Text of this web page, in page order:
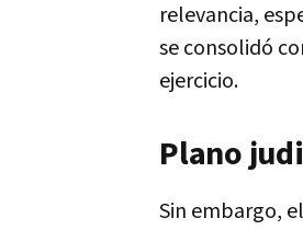
relevancia,
se consolidó
ejercicio.
Plano
Sin embargo,